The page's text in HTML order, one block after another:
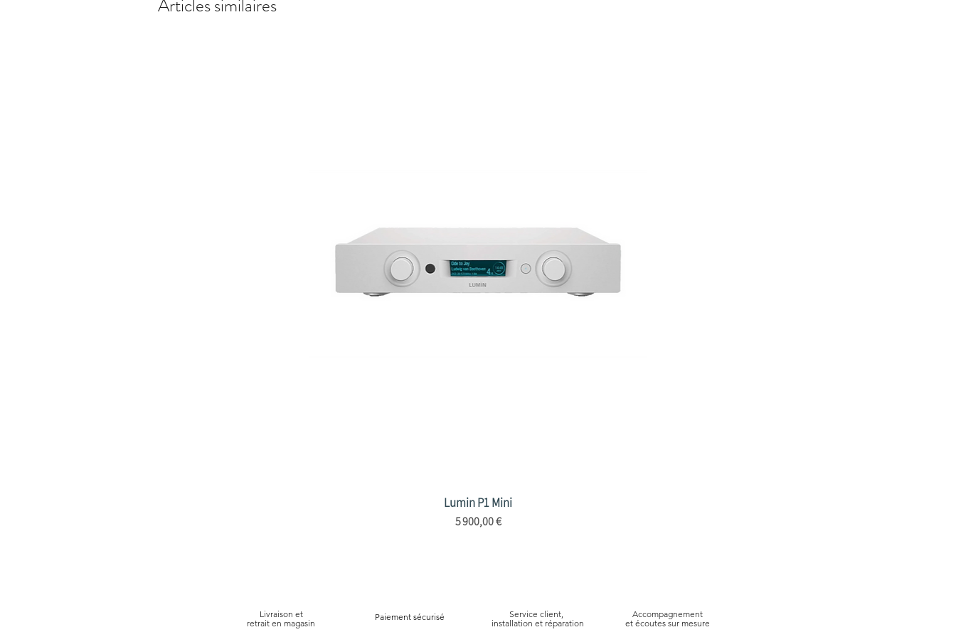
Articles similaires
Aperçu rapide
Lumin P1 Mini
Prix
5 900,00 €
Livraison et
retrait en magasin
Paiement sécurisé
Service client,
installation et réparation
Accompagnement
et écoutes sur mesure